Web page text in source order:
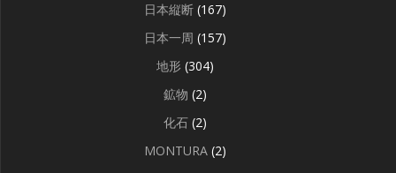
日本縦断 (167)
日本一周 (157)
地形 (304)
鉱物 (2)
化石 (2)
MONTURA (2)